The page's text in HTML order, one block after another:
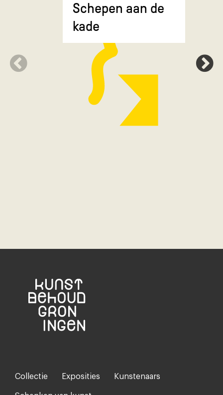
Schepen aan de
kade
Footer-
menu
Collectie Exposities Kunstenaars